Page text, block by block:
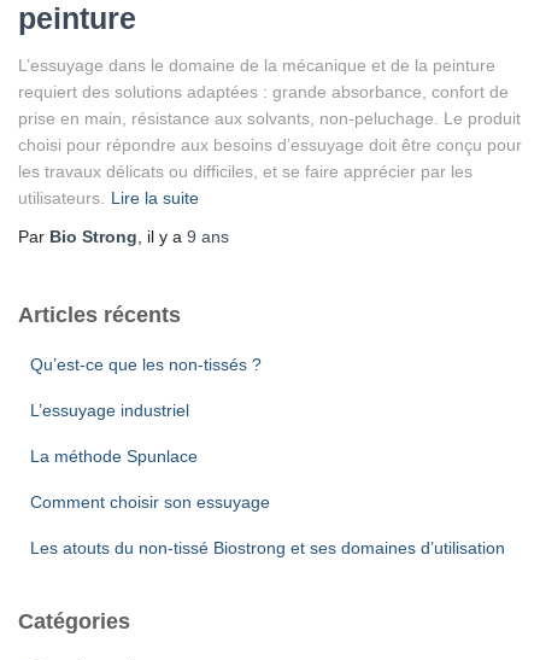
peinture
L’essuyage dans le domaine de la mécanique et de la peinture
requiert des solutions adaptées : grande absorbance, confort de
prise en main, résistance aux solvants, non-peluchage. Le produit
choisi pour répondre aux besoins d’essuyage doit être conçu pour
les travaux délicats ou difficiles, et se faire apprécier par les
utilisateurs. Lire la suite
Par Bio Strong, il y a 9 ans
Articles récents
Qu’est-ce que les non-tissés ?
L’essuyage industriel
La méthode Spunlace
Comment choisir son essuyage
Les atouts du non-tissé Biostrong et ses domaines d’utilisation
Catégories